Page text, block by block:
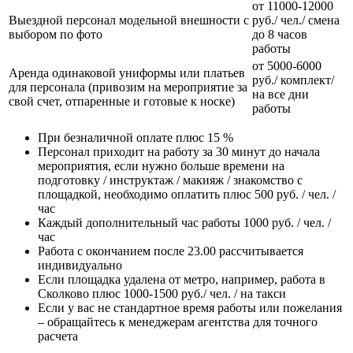
Выездной персонал модельной внешности с
выбором по фото
от 11000-12000
руб./ чел./ смена
до 8 часов
работы
Аренда одинаковой униформы или платьев
для персонала (привозим на мероприятие за
свой счет, отпаренные и готовые к носке)
от 5000-6000
руб./ комплект/
на все дни
работы
При безналичной оплате плюс 15 %
Персонал приходит на работу за 30 минут до начала
мероприятия, если нужно больше времени на
подготовку / инструктаж / макияж / знакомство с
площадкой, необходимо оплатить плюс 500 руб. / чел. /
час
Каждый дополнительный час работы 1000 руб. / чел. /
час
Работа с окончанием после 23.00 рассчитывается
индивидуально
Если площадка удалена от метро, например, работа в
Сколково плюс 1000-1500 руб./ чел. / на такси
Если у вас не стандартное время работы или пожелания
– обращайтесь к менеджерам агентства для точного
расчета